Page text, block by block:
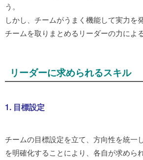
う。
しかし、チームがうまく機能して実力を
チームを取りまとめるリーダーの力によ
リーダーに求められるスキル
1. 目標設定
チームの目標設定を立て、方向性を統一
を明確化することにより、各自が求めら